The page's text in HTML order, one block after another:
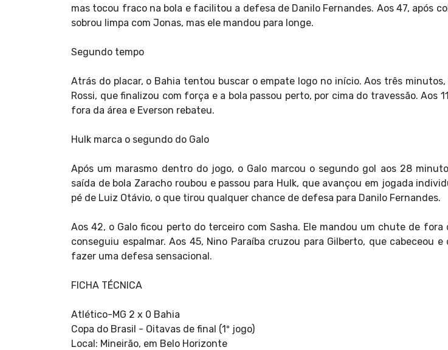
mas tocou fraco na bola e facilitou a defesa de Danilo Fernandes. Aos 47, após
sobrou limpa com Jonas, mas ele mandou para longe.
Segundo tempo
Atrás do placar, o Bahia tentou buscar o empate logo no início. Aos três
Rossi, que finalizou com força e a bola passou perto, por cima do travessão. Aos
fora da área e Everson rebateu.
Hulk marca o segundo do Galo
Após um marasmo dentro do jogo, o Galo marcou o segundo gol aos 28
saída de bola Zaracho roubou e passou para Hulk, que avançou em jogada
pé de Luiz Otávio, o que tirou qualquer chance de defesa para Danilo Fernandes.
Aos 42, o Galo ficou perto do terceiro com Sasha. Ele mandou um chute de fora
conseguiu espalmar. Aos 45, Nino Paraíba cruzou para Gilberto, que cabeceou e
fazer uma defesa sensacional.
FICHA TÉCNICA
Atlético-MG 2 x 0 Bahia
Copa do Brasil - Oitavas de final (1º jogo)
Local: Mineirão, em Belo Horizonte